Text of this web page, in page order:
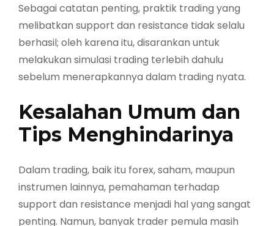
Sebagai catatan penting, praktik trading yang
melibatkan support dan resistance tidak selalu
berhasil; oleh karena itu, disarankan untuk
melakukan simulasi trading terlebih dahulu
sebelum menerapkannya dalam trading nyata.
Kesalahan Umum dan
Tips Menghindarinya
Dalam trading, baik itu forex, saham, maupun
instrumen lainnya, pemahaman terhadap
support dan resistance menjadi hal yang sangat
penting. Namun, banyak trader pemula masih